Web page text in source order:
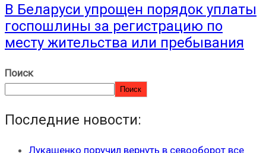
В Беларуси упрощен порядок уплаты
госпошлины за регистрацию по
месту жительства или пребывания
Поиск
Поиск
Последние новости:
Лукашенко поручил вернуть в севооборот все